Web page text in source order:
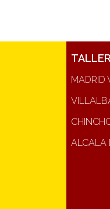
MADRID
ALCALA